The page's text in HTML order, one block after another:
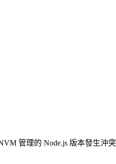
管理的 Node.js 版本發生沖突